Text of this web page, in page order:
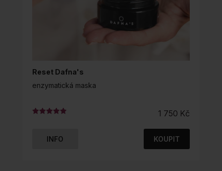
Reset Dafna's
enzymatická maska
1 750 Kč
INFO KOUPIT